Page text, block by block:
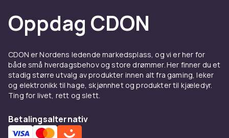
Oppdag CDON
CDON er Nordens ledende markedsplass, og vi er her for
både små hverdagsbehov og store drømmer. Her finner du et
stadig større utvalg av produkter innen alt fra gaming, leker
og elektronikk til hage, skjønnhet og produkter til kjæledyr.
Ting for livet, rett og slett.
Betalingsalternativ